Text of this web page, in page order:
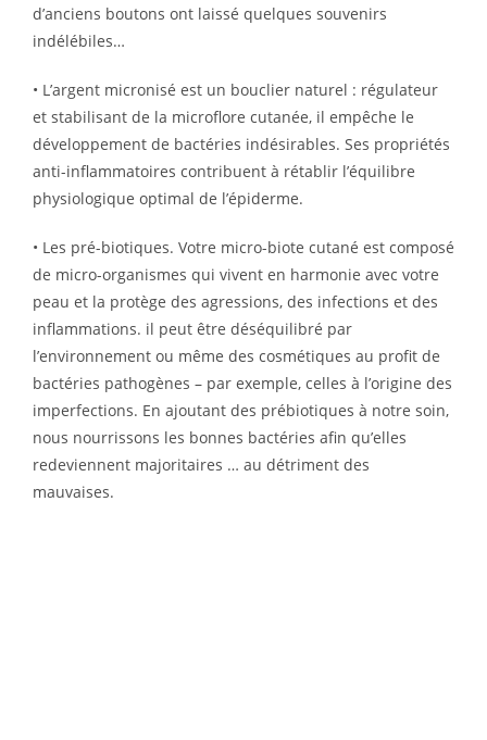
d’anciens boutons ont laissé quelques souvenirs
indélébiles…
• L’argent micronisé est un bouclier naturel : régulateur
et stabilisant de la microflore cutanée, il empêche le
développement de bactéries indésirables. Ses propriétés
anti-inflammatoires contribuent à rétablir l’équilibre
physiologique optimal de l’épiderme.
• Les pré-biotiques. Votre micro-biote cutané est composé
de micro-organismes qui vivent en harmonie avec votre
peau et la protège des agressions, des infections et des
inflammations. il peut être déséquilibré par
l’environnement ou même des cosmétiques au profit de
bactéries pathogènes – par exemple, celles à l’origine des
imperfections. En ajoutant des prébiotiques à notre soin,
nous nourrissons les bonnes bactéries afin qu’elles
redeviennent majoritaires … au détriment des
mauvaises.